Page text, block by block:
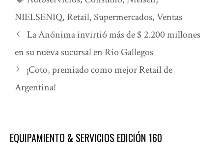
NIELSENIQ, Retail, Supermercados,Ventas
La Anónima invirtió más de $ 2.200 millones
en su nueva sucursal en Río Gallegos
¡Coto, premiado como mejor Retail de
Argentina!
EQUIPAMIENTO & SERVICIOS EDICIÓN 160